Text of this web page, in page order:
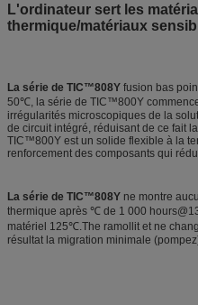
L'ordinateur sert les
thermique/matériaux
La série de TIC™808Y fusion bas
50℃, la série de TIC™800Y
irrégularités microscopiques de la
de circuit intégré, réduisant de ce fait
TIC™800Y est un solide flexible à la
renforcement des composants qui
La série de TIC™808Y ne montre
thermique après ℃ de 1 000
matériel 125℃.The ramollit et ne
résultat la migration minimale